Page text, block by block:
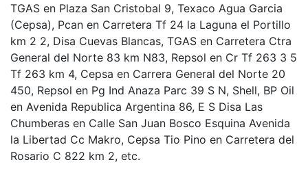
TGAS en Plaza San Cristobal 9, Texaco Agua Garcia
(Cepsa), Pcan en Carretera Tf 24 la Laguna el Portillo
km 2 2, Disa Cuevas Blancas, TGAS en Carretera Ctra
General del Norte 83 km N83, Repsol en Cr Tf 263 3 5
Tf 263 km 4, Cepsa en Carrera General del Norte 20
450, Repsol en Pg Ind Anaza Parc 39 S N, Shell, BP Oil
en Avenida Republica Argentina 86, E S Disa Las
Chumberas en Calle San Juan Bosco Esquina Avenida
la Libertad Cc Makro, Cepsa Tio Pino en Carretera del
Rosario C 822 km 2, etc.